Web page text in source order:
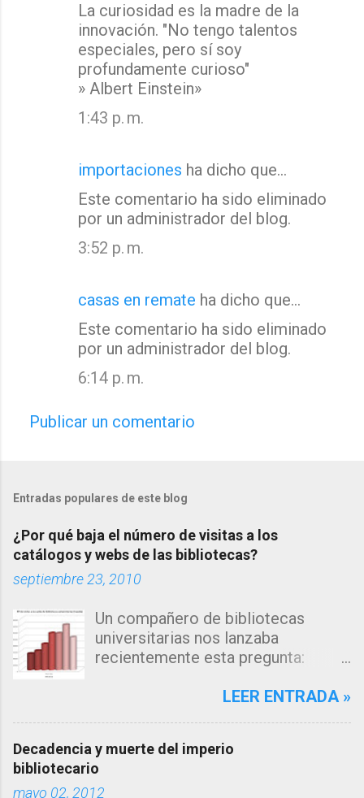
La curiosidad es la madre de la
innovación. "No tengo talentos
especiales, pero sí soy
profundamente curioso"
» Albert Einstein»
1:43 p. m.
importaciones ha dicho que…
Este comentario ha sido eliminado
por un administrador del blog.
3:52 p. m.
casas en remate ha dicho que…
Este comentario ha sido eliminado
por un administrador del blog.
6:14 p. m.
Publicar un comentario
Entradas populares de este blog
¿Por qué baja el número de visitas a los
catálogos y webs de las bibliotecas?
septiembre 23, 2010
Un compañero de bibliotecas
universitarias nos lanzaba
recientemente esta pregunta:
en el número de consultas, tanto a
últimos años... me inclino a pensar
que la explicación estará en los
algoritmos de búsqueda de los
LEER ENTRADA »
Decadencia y muerte del imperio
bibliotecario
mayo 02, 2012